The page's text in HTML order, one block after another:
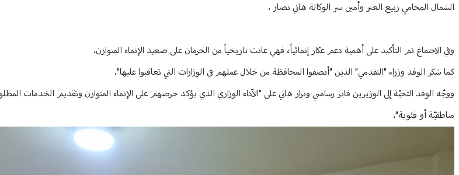
الشمال المحامي ربيع العتر وأمين سر الوكالة هاني نصار .
وفي الاجتماع تم التأكيد على أهمية دعم عكار إنمائياً، فهي عانت تاريخياً من الحرمان على صعيد الإنماء المتوازن.
كما شكر الوفد وزراء "التقدمي" الذين "أنصفوا المحافظة من خلال عملهم في الوزارات التي تعاقبوا عليها".
ووجّه الوفد التحيّة إلى الوزيرين فايز رسامني ونزار هاني على "الآداء الوزاري الذي يؤكد حرصهم على الإنماء المتوازن وتقديم الخدمات
مناطقيّة أو فئوية".